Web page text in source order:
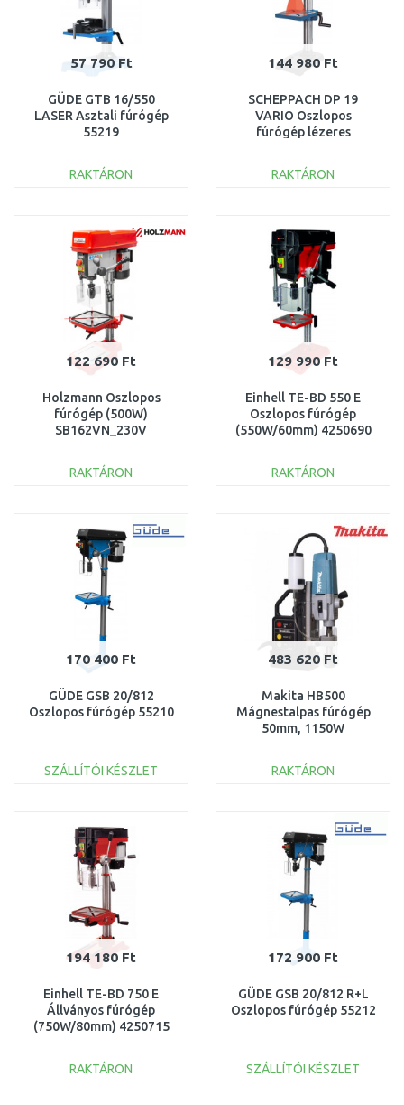
57 790 Ft
GÜDE GTB 16/550
LASER Asztali fúrógép
55219
RAKTÁRON
Összehasonlítás
144 980 Ft
SCHEPPACH DP 19
VARIO Oszlopos
fúrógép lézeres
5906820901
RAKTÁRON
Összehasonlítás
122 690 Ft
Holzmann Oszlopos
fúrógép (500W)
SB162VN_230V
RAKTÁRON
Összehasonlítás
129 990 Ft
Einhell TE-BD 550 E
Oszlopos fúrógép
(550W/60mm) 4250690
RAKTÁRON
Összehasonlítás
170 400 Ft
GÜDE GSB 20/812
Oszlopos fúrógép 55210
SZÁLLÍTÓI KÉSZLET
Összehasonlítás
483 620 Ft
Makita HB500
Mágnestalpas fúrógép
50mm, 1150W
RAKTÁRON
Összehasonlítás
194 180 Ft
Einhell TE-BD 750 E
Állványos fúrógép
(750W/80mm) 4250715
RAKTÁRON
172 900 Ft
GÜDE GSB 20/812 R+L
Oszlopos fúrógép 55212
SZÁLLÍTÓI KÉSZLET